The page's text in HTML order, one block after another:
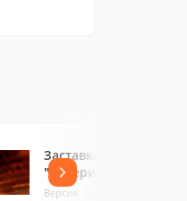
Заставка
"Вечеринка"
Версия: 1.1 (23.39 МБ)